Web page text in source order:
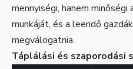
mennyiségi, hanem
munkáját, és a leendő
megválogatnia.
Táplálási és szaporodási